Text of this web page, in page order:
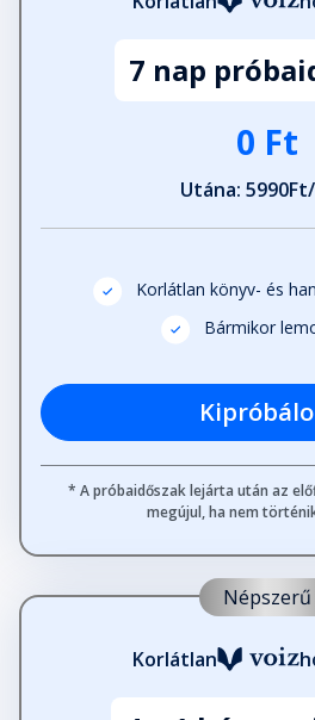
Fejezet hossza: 00:03:42
A szürke, meg a fekete
Az egér farkincája
Fejezet hossza: 00:01:58
7 nap
0 Ft
Utána:
Korlátlan könyv- és
Bármikor
* A próbaidőszak lejárta után az
megújul, ha nem
Népszerű
Korlátlan